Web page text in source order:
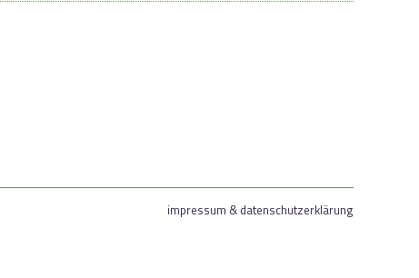
impressum & datenschutzerklärung